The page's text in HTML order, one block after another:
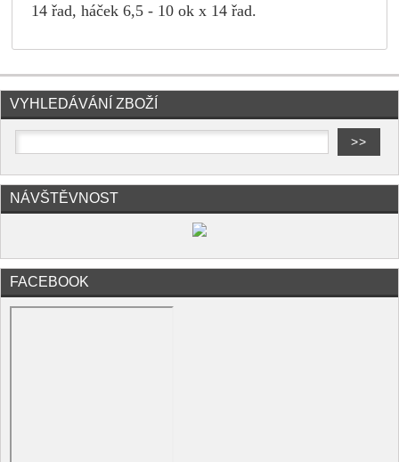
14 řad, háček 6,5 - 10 ok x 14 řad.
VYHLEDÁVÁNÍ ZBOŽÍ
NÁVŠTĚVNOST
FACEBOOK